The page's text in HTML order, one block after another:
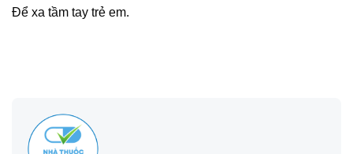
Để xa tầm tay trẻ em.